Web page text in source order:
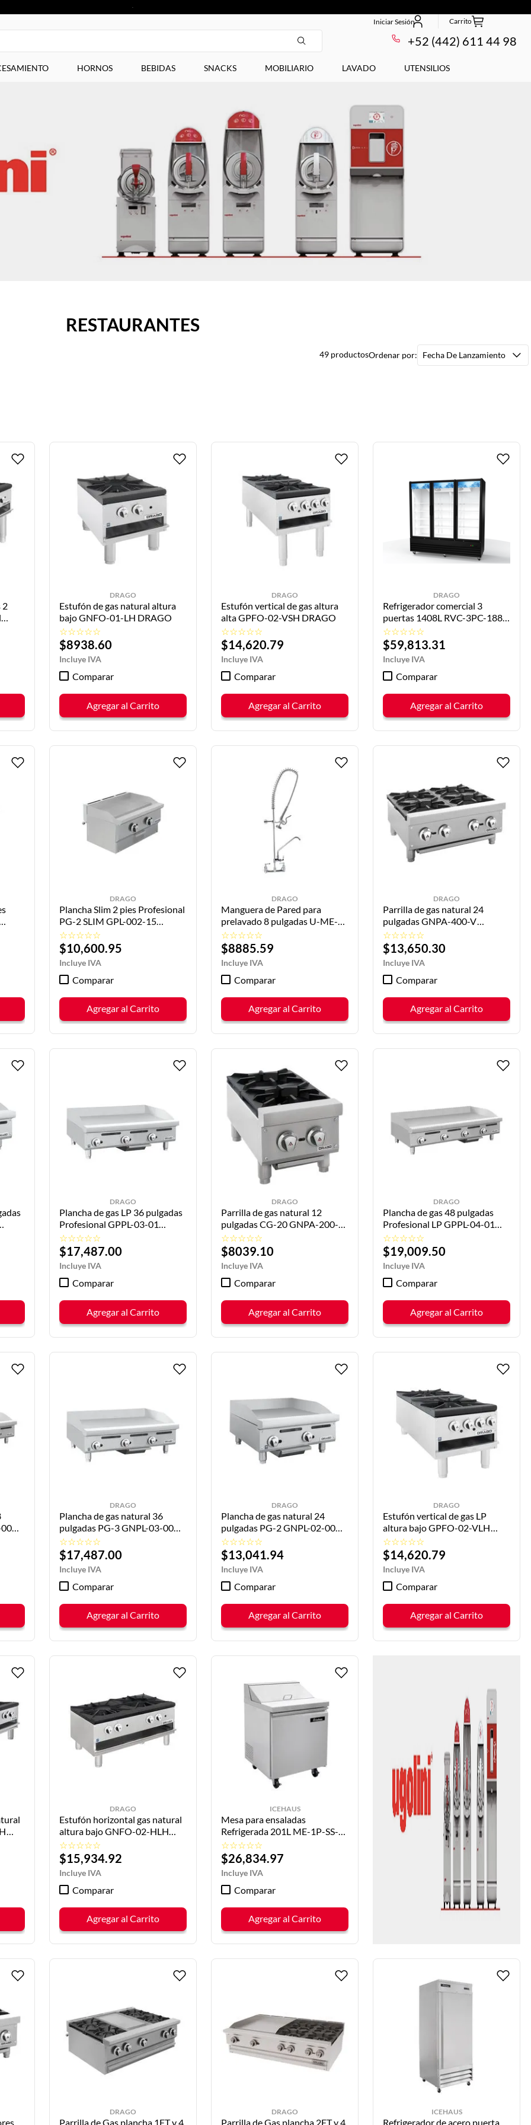
+52 (442) 611 44 98
HORNOS BEBIDAS SNACKS MOBILIARIO LAVADO UTENSILIOS
RESTAURANTES
49 productos Fecha De Lanzamiento
2
DRAGO
Estufón de gas natural altura
bajo GNFO-01-LH DRAGO
☆☆☆☆☆
$8938.60
Comparar
Agregar al Carrito
DRAGO
Estufón vertical de gas altura
alta GPFO-02-VSH DRAGO
☆☆☆☆☆
$14,620.79
Comparar
Agregar al Carrito
DRAGO
Refrigerador comercial 3
puertas 1408L RVC-3PC-1885
DRAGO
☆☆☆☆☆
$59,813.31
Comparar
Agregar al Carrito
DRAGO
Plancha Slim 2 pies Profesional
PG-2 SLIM GPL-002-15
DRAGO
☆☆☆☆☆
$10,600.95
Comparar
Agregar al Carrito
DRAGO
Manguera de Pared para
prelavado 8 pulgadas U-ME-
08-M DRAGO
☆☆☆☆☆
$8885.59
Comparar
Agregar al Carrito
DRAGO
Parrilla de gas natural 24
pulgadas GNPA-400-V
DRAGO
☆☆☆☆☆
$13,650.30
Comparar
Agregar al Carrito
DRAGO
Plancha de gas LP 36 pulgadas
Profesional GPPL-03-01
DRAGO
☆☆☆☆☆
$17,487.00
Comparar
Agregar al Carrito
DRAGO
Parrilla de gas natural 12
pulgadas CG-20 GNPA-200-V
DRAGO
☆☆☆☆☆
$8039.10
Comparar
Agregar al Carrito
DRAGO
Plancha de gas 48 pulgadas
Profesional LP GPPL-04-01
DRAGO
☆☆☆☆☆
$19,009.50
Comparar
Agregar al Carrito
DRAGO
Plancha de gas natural 36
pulgadas PG-3 GNPL-03-00
DRAGO
☆☆☆☆☆
$17,487.00
Comparar
Agregar al Carrito
DRAGO
Plancha de gas natural 24
pulgadas PG-2 GNPL-02-00
DRAGO
☆☆☆☆☆
$13,041.94
Comparar
Agregar al Carrito
DRAGO
Estufón vertical de gas LP
altura bajo GPFO-02-VLH
DRAGO
☆☆☆☆☆
$14,620.79
Comparar
Agregar al Carrito
DRAGO
Estufón horizontal gas natural
altura bajo GNFO-02-HLH
DRAGO
☆☆☆☆☆
$15,934.92
Comparar
Agregar al Carrito
ICEHAUS
Mesa para ensaladas
Refrigerada 201L ME-1P-SS-
01 ICEHAUS
☆☆☆☆☆
$26,834.97
Comparar
Agregar al Carrito
DRAGO
Parrilla de Gas plancha 1FT y 4
DRAGO
Parrilla de Gas plancha 2FT y 4
ICEHAUS
Refrigerador de acero puerta